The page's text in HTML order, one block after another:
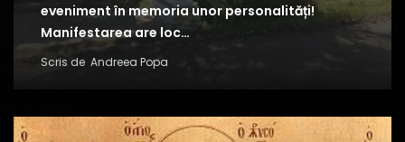
eveniment în memoria unor personalități!
Manifestarea are loc…
Scris de Andreea Popa